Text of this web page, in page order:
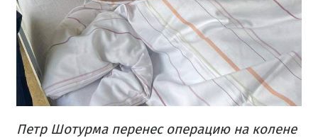
Петр Шотурма перенес операцию на колене